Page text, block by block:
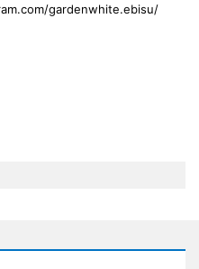
gardenwhite.ebisu/